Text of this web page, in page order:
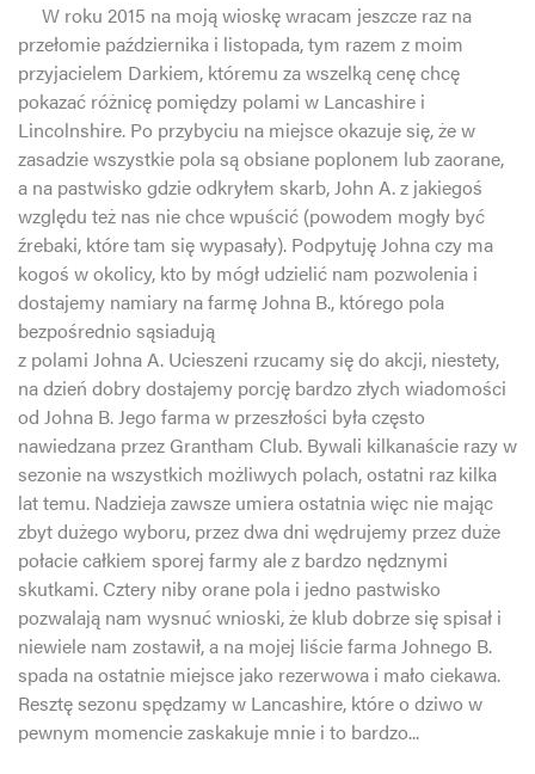
W roku 2015 na moją wioskę wracam jeszcze raz na
przełomie października i listopada, tym razem z moim
przyjacielem Darkiem, któremu za wszelką cenę chcę
pokazać różnicę pomiędzy polami w Lancashire i
Lincolnshire. Po przybyciu na miejsce okazuje się, że w
zasadzie wszystkie pola są obsiane poplonem lub zaorane,
a na pastwisko gdzie odkryłem skarb, John A. z jakiegoś
względu też nas nie chce wpuścić (powodem mogły być
źrebaki, które tam się wypasały). Podpytuję Johna czy ma
kogoś w okolicy, kto by mógł udzielić nam pozwolenia i
dostajemy namiary na farmę Johna B., którego pola
bezpośrednio sąsiadują
z polami Johna A. Ucieszeni rzucamy się do akcji, niestety,
na dzień dobry dostajemy porcję bardzo złych wiadomości
od Johna B. Jego farma w przeszłości była często
nawiedzana przez Grantham Club. Bywali kilkanaście razy w
sezonie na wszystkich możliwych polach, ostatni raz kilka
lat temu. Nadzieja zawsze umiera ostatnia więc nie mając
zbyt dużego wyboru, przez dwa dni wędrujemy przez duże
połacie całkiem sporej farmy ale z bardzo nędznymi
skutkami. Cztery niby orane pola i jedno pastwisko
pozwalają nam wysnuć wnioski, że klub dobrze się spisał i
niewiele nam zostawił, a na mojej liście farma Johnego B.
spada na ostatnie miejsce jako rezerwowa i mało ciekawa.
Resztę sezonu spędzamy w Lancashire, które o dziwo w
pewnym momencie zaskakuje mnie i to bardzo...